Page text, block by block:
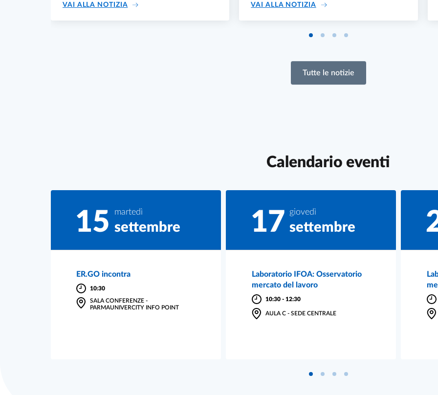
VAI ALLA NOTIZIA CORSO DI FORMAZIONE CONTINUA E PERMANENTE IN "GIUSTIZIA RIPARATIVA E
VAI ALLA NOTIZIA BANDO ER.GO PER CONTRIBUTI
Tutte le notizie
Calendario eventi
martedì
15 settembre
ER.GO incontra
10:30
SALA CONFERENZE -
PARMAUNIVERCITY INFO POINT
giovedì
17 settembre
Laboratorio IFOA: Osservatorio
mercato del lavoro
10:30- 12:30
AULA C - SEDE CENTRALE